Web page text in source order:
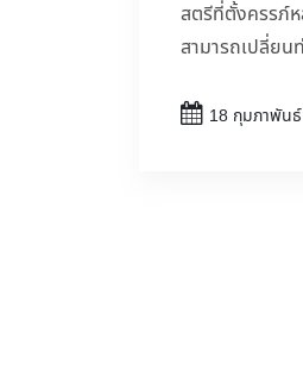
สตรีที่ตั้งครรภ์ห
สามารถเปลี่ยน
18 กุมภาพัน